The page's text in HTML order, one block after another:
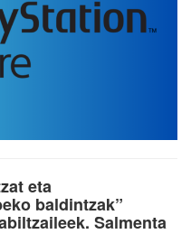
eta
baldintzak”
Salmenta